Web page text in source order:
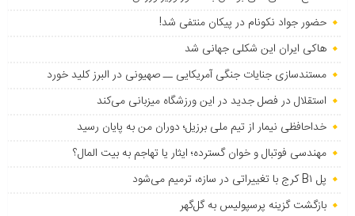
حضور جواد نکونام در پیکان منتفی شد!
هاکی ایران این شکلی جهانی شد
مستندسازی جنایات جنگی آمریکایی ــ صهیونی در البرز کلید خورد
استقلال در فصل جدید در این ورزشگاه میزبانی می‌کند
خداحافظی نیمار از تیم ملی برزیل؛ دوران من به پایان رسید
مهندسی فوتبال و خوان گسترده؛ ایثار یا تهاجم به بیت المال؟
پل B۱ کرج با تغییراتی در سازه، ترمیم می‌شود
بازگشت گزینه پرسپولیس به ‌گل‌گهر